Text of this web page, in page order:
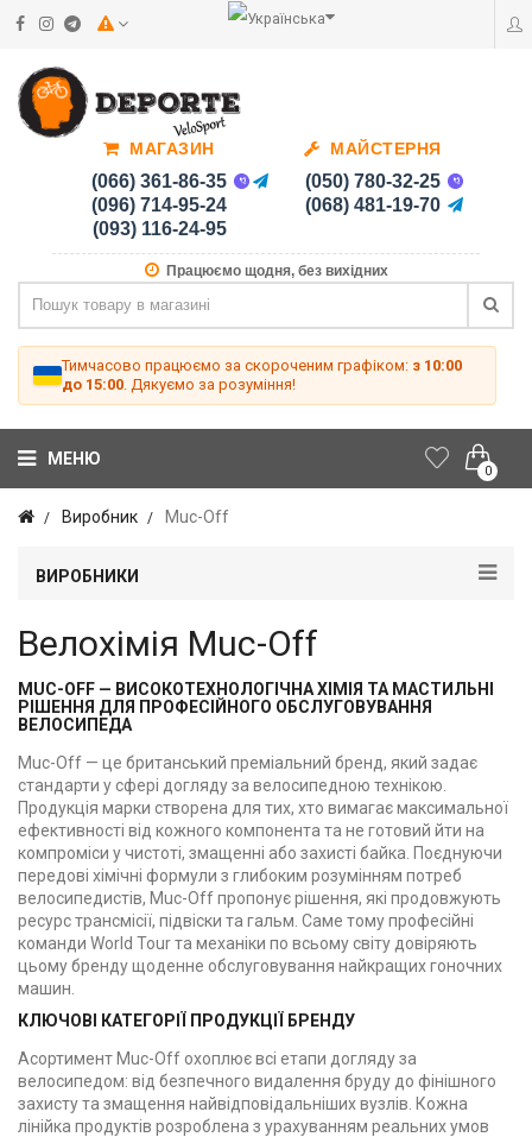
МАГАЗИН
(066) 361-86-35
(096) 714-95-24
(093) 116-24-95
МАЙСТЕРНЯ
(050) 780-32-25
(068) 481-19-70
Працюємо щодня, без вихідних
Тимчасово працюємо за скороченим графіком: з 10:00
до 15:00 . Дякуємо за розуміння!
0
МЕНЮ
Виробник Muc-Off
ВИРОБНИКИ
Велохімія Muc-Off
MUC-OFF — ВИСОКОТЕХНОЛОГІЧНА ХІМІЯ ТА МАСТИЛЬНІ
РІШЕННЯ ДЛЯ ПРОФЕСІЙНОГО ОБСЛУГОВУВАННЯ
ВЕЛОСИПЕДА
Muc-Off — це британський преміальний бренд, який задає
стандарти у сфері догляду за велосипедною технікою.
Продукція марки створена для тих, хто вимагає максимальної
ефективності від кожного компонента та не готовий йти на
компроміси у чистоті, змащенні або захисті байка. Поєднуючи
передові хімічні формули з глибоким розумінням потреб
велосипедистів, Muc-Off пропонує рішення, які продовжують
ресурс трансмісії, підвіски та гальм. Саме тому професійні
команди World Tour та механіки по всьому світу довіряють
цьому бренду щоденне обслуговування найкращих гоночних
машин.
КЛЮЧОВІ КАТЕГОРІЇ ПРОДУКЦІЇ БРЕНДУ
Асортимент Muc-Off охоплює всі етапи догляду за
велосипедом: від безпечного видалення бруду до фінішного
захисту та змащення найвідповідальніших вузлів. Кожна
лінійка продуктів розроблена з урахуванням реальних умов